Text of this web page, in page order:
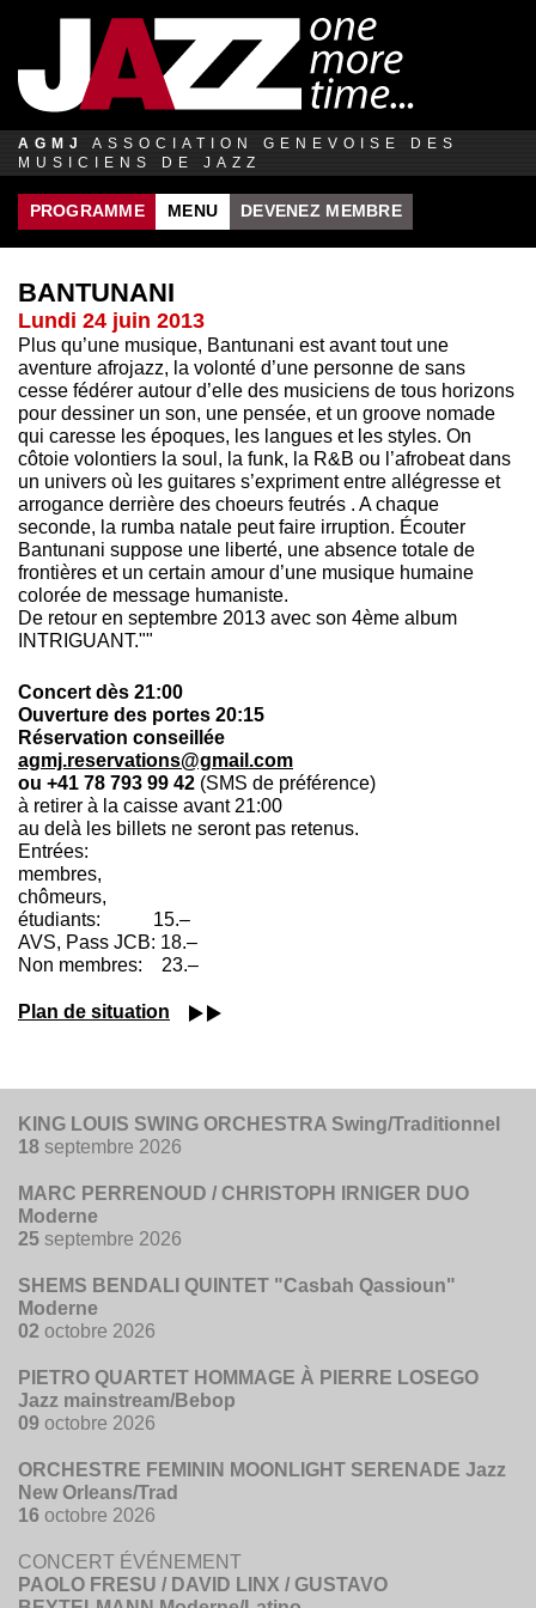
Jump to navigation
AGMJ
ASSOCIATION GENEVOISE DES
MUSICIENS DE JAZZ
PROGRAMME MENU DEVENEZ MEMBRE
BANTUNANI
Lundi 24 juin 2013
Plus qu’une musique, Bantunani est avant tout une
aventure afrojazz, la volonté d’une personne de sans
cesse fédérer autour d’elle des musiciens de tous horizons
pour dessiner un son, une pensée, et un groove nomade
qui caresse les époques, les langues et les styles. On
côtoie volontiers la soul, la funk, la R&B ou l’afrobeat dans
un univers où les guitares s’expriment entre allégresse et
arrogance derrière des choeurs feutrés . A chaque
seconde, la rumba natale peut faire irruption. Écouter
Bantunani suppose une liberté, une absence totale de
frontières et un certain amour d’une musique humaine
colorée de message humaniste.
De retour en septembre 2013 avec son 4ème album
INTRIGUANT.""
Concert dès 21:00
Ouverture des portes 20:15
Réservation conseillée
agmj.reservations@gmail.com
ou +41 78 793 99 42 (SMS de préférence)
à retirer à la caisse avant 21:00
au delà les billets ne seront pas retenus.
Entrées:
membres,
chômeurs,
étudiants: 15.–
AVS, Pass JCB: 18.–
Non membres: 23.–
Plan de situation
KING LOUIS SWING ORCHESTRA Swing/Traditionnel
18 septembre 2026
MARC PERRENOUD / CHRISTOPH IRNIGER DUO
Moderne
25 septembre 2026
SHEMS BENDALI QUINTET "Casbah Qassioun"
Moderne
02 octobre 2026
PIETRO QUARTET HOMMAGE À PIERRE LOSEGO
Jazz mainstream/Bebop
09 octobre 2026
ORCHESTRE FEMININ MOONLIGHT SERENADE Jazz
New Orleans/Trad
16 octobre 2026
CONCERT ÉVÉNEMENT
PAOLO FRESU / DAVID LINX / GUSTAVO